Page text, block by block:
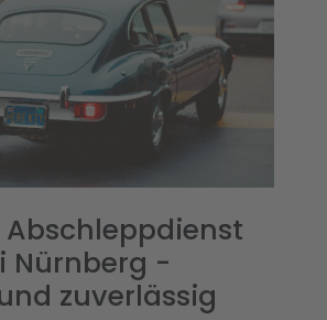
Nürnberg -
zuverlässig